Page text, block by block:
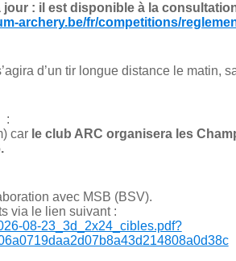
jour : il est disponible à la
archery.be/fr/competitions/
d’un tir longue distance le matin,
:
car le club ARC organisera les
avec MSB (BSV).
via le lien suivant :
08-23_3d_2x24_cibles.pdf?